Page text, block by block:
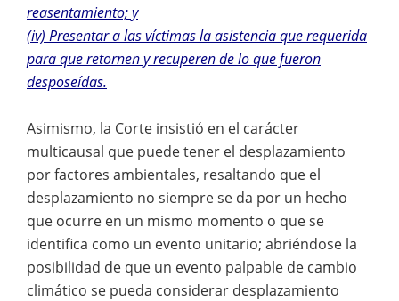
reasentamiento; y
(iv) Presentar a las víctimas la asistencia que requerida
para que retornen y recuperen de lo que fueron
desposeídas.
Asimismo, la Corte insistió en el carácter
multicausal que puede tener el desplazamiento
por factores ambientales, resaltando que el
desplazamiento no siempre se da por un hecho
que ocurre en un mismo momento o que se
identifica como un evento unitario; abriéndose la
posibilidad de que un evento palpable de cambio
climático se pueda considerar desplazamiento